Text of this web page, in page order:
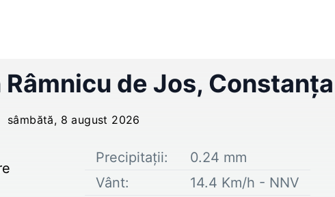
Râmnicu de Jos, Constanța
sâmbătă, 8 august 2026
Precipitații: 0.24 mm
Vânt:
14.4 Km/h - NNV